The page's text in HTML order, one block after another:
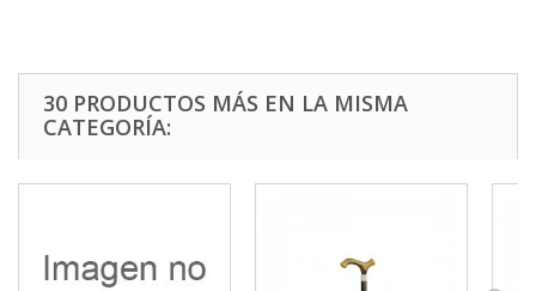
30 PRODUCTOS MÁS EN LA MISMA
CATEGORÍA: